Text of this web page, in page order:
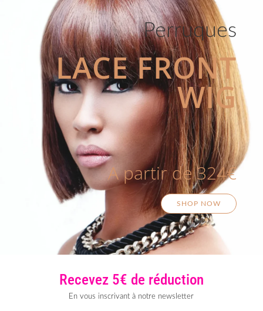
Perruques
LACE FRONT
WIG
A partir de 324€
SHOP NOW
Recevez 5€ de réduction
En vous inscrivant à notre newsletter